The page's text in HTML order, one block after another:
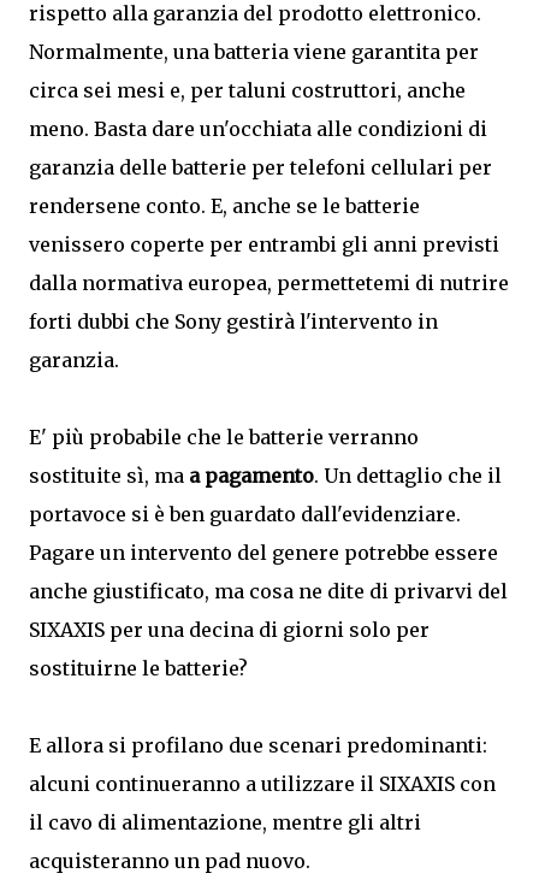
rispetto alla garanzia del prodotto elettronico.
Normalmente, una batteria viene garantita per
circa sei mesi e, per taluni costruttori, anche
meno. Basta dare un'occhiata alle condizioni di
garanzia delle batterie per telefoni cellulari per
rendersene conto. E, anche se le batterie
venissero coperte per entrambi gli anni previsti
dalla normativa europea, permettetemi di nutrire
forti dubbi che Sony gestirà l'intervento in
garanzia.
E' più probabile che le batterie verranno
sostituite sì, ma a pagamento. Un dettaglio che il
portavoce si è ben guardato dall'evidenziare.
Pagare un intervento del genere potrebbe essere
anche giustificato, ma cosa ne dite di privarvi del
SIXAXIS per una decina di giorni solo per
sostituirne le batterie?
E allora si profilano due scenari predominanti:
alcuni continueranno a utilizzare il SIXAXIS con
il cavo di alimentazione, mentre gli altri
acquisteranno un pad nuovo.